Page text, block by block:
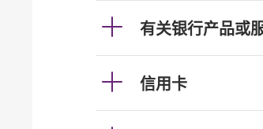
有关银行产品或
信用卡